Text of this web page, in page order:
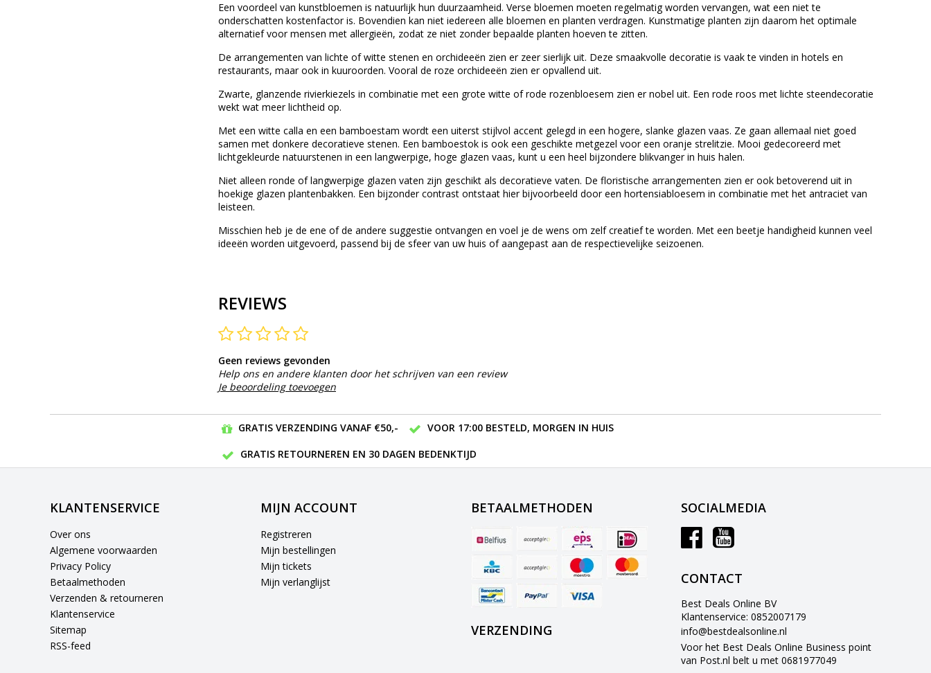
Een voordeel van kunstbloemen is natuurlijk hun duurzaamheid. Verse bloemen moeten regelmatig worden vervangen, wat een niet te
onderschatten kostenfactor is. Bovendien kan niet iedereen alle bloemen en planten verdragen. Kunstmatige planten zijn daarom het optimale
alternatief voor mensen met allergieën, zodat ze niet zonder bepaalde planten hoeven te zitten.
De arrangementen van lichte of witte stenen en orchideeën zien er zeer sierlijk uit. Deze smaakvolle decoratie is vaak te vinden in hotels en
restaurants, maar ook in kuuroorden. Vooral de roze orchideeën zien er opvallend uit.
Zwarte, glanzende rivierkiezels in combinatie met een grote witte of rode rozenbloesem zien er nobel uit. Een rode roos met lichte steendecoratie
wekt wat meer lichtheid op.
Met een witte calla en een bamboestam wordt een uiterst stijlvol accent gelegd in een hogere, slanke glazen vaas. Ze gaan allemaal niet goed
samen met donkere decoratieve stenen. Een bamboestok is ook een geschikte metgezel voor een oranje strelitzie. Mooi gedecoreerd met
lichtgekleurde natuurstenen in een langwerpige, hoge glazen vaas, kunt u een heel bijzondere blikvanger in huis halen.
Niet alleen ronde of langwerpige glazen vaten zijn geschikt als decoratieve vaten. De floristische arrangementen zien er ook betoverend uit in
hoekige glazen plantenbakken. Een bijzonder contrast ontstaat hier bijvoorbeeld door een hortensiabloesem in combinatie met het antraciet van
leisteen.
Misschien heb je de ene of de andere suggestie ontvangen en voel je de wens om zelf creatief te worden. Met een beetje handigheid kunnen veel
ideeën worden uitgevoerd, passend bij de sfeer van uw huis of aangepast aan de respectievelijke seizoenen.
REVIEWS
Geen reviews gevonden
Help ons en andere klanten door het schrijven van een review
Je beoordeling toevoegen
GRATIS VERZENDING VANAF €50,-
VOOR 17:00 BESTELD, MORGEN IN HUIS
GRATIS RETOURNEREN EN 30 DAGEN BEDENKTIJD
KLANTENSERVICE
Over ons
Algemene voorwaarden
Privacy Policy
Betaalmethoden
Verzenden & retourneren
Klantenservice
Sitemap
RSS-feed
MIJN ACCOUNT
Registreren
Mijn bestellingen
Mijn tickets
Mijn verlanglijst
BETAALMETHODEN
VERZENDING
SOCIALMEDIA
CONTACT
Best Deals Online BV
Klantenservice: 0852007179
info@bestdealsonline.nl
Voor het Best Deals Online Business point
van Post.nl belt u met 0681977049